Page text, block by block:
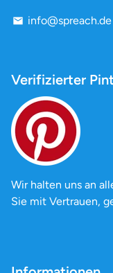
email info@spreach.de
Verifizierter
Wir halten uns an
Sie mit Vertrauen,